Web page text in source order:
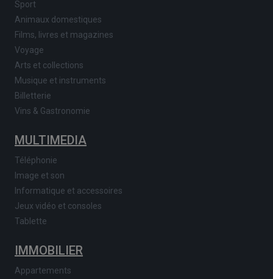
Sport
Animaux domestiques
Films, livres et magazines
Voyage
Arts et collections
Musique et instruments
Billetterie
Vins & Gastronomie
MULTIMEDIA
Téléphonie
Image et son
Informatique et accessoires
Jeux vidéo et consoles
Tablette
IMMOBILIER
Appartements